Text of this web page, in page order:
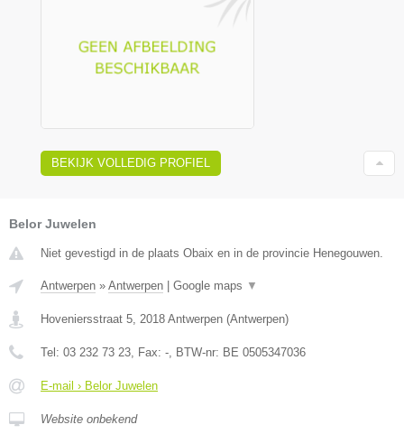
BEKIJK VOLLEDIG PROFIEL
Belor Juwelen
Niet gevestigd in de plaats Obaix en in de provincie Henegouwen.
Antwerpen » Antwerpen | Google maps ▼
Hoveniersstraat 5 2018 Antwerpen (Antwerpen)
Tel: 03 232 73 23 , Fax: - , BTW-nr: BE 0505347036
E-mail › Belor Juwelen
Website onbekend